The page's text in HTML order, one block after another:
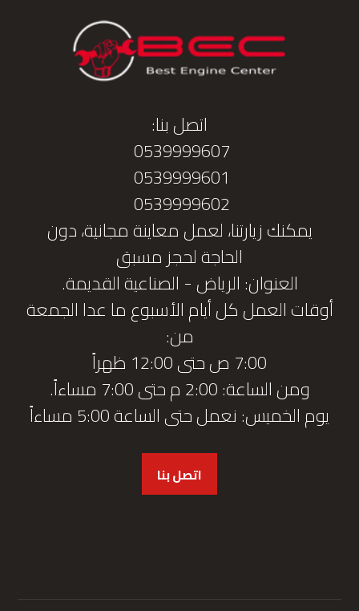
اتصل بنا:
0539999607
0539999601
0539999602
يمكنك زيارتنا، لعمل معاينة مجانية، دون
الحاجة لحجز مسبق
العنوان: الرياض - الصناعية القديمة.
أوقات العمل كل أيام الأسبوع ما عدا الجمعة
من:
7:00 ص حتى 12:00 ظهراً
ومن الساعة: 2:00 م حتى 7:00 مساءاً.
يوم الخميس: نعمل حتى الساعة 5:00 مساءاً
اتصل بنا